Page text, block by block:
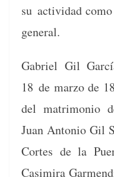
su activi­dad
general.
Gabriel Gil
18 de mar­zo de
del mat­ri­mo­nio
Juan Anto­nio Gil
Cortes de la
Casimi­ra